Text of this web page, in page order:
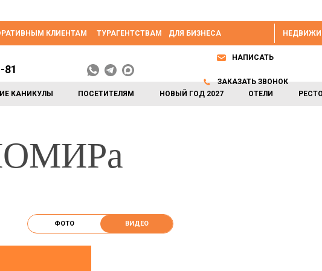
КЛИЕНТАМ ТУРАГЕНТСТВАМ ДЛЯ БИЗНЕСА
КАНИКУЛЫ ПОСЕТИТЕЛЯМ НОВЫЙ ГОД 2027 ОТЕЛИ
81
НАПИСАТЬ
ЗАКАЗАТЬ ЗВОНОК
ФОТО ВИДЕО